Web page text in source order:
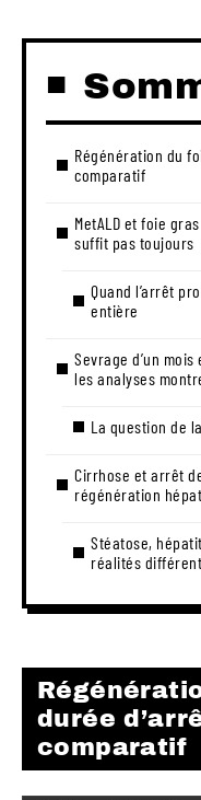
Régénération du
comparatif
MetALD et foie
suffit pas toujours
Quand l’arrêt
entière
Sevrage d’un
les analyses
La question de
Cirrhose et arrêt
régénération
Stéatose,
réalités
durée
comparatif